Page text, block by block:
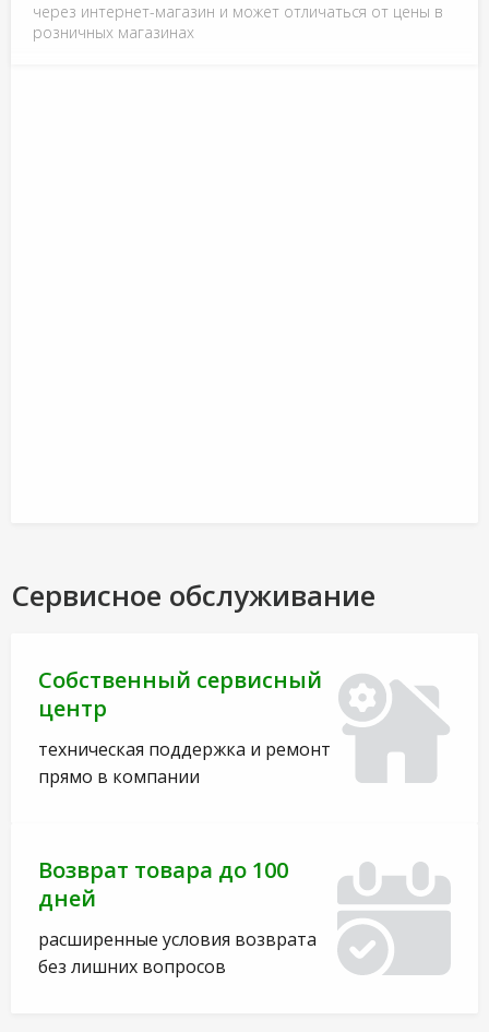
через интернет-магазин и может отличаться от цены в
розничных магазинах
Сервисное обслуживание
Собственный сервисный
центр
техническая поддержка и ремонт
прямо в компании
Возврат товара до 100
дней
расширенные условия возврата
без лишних вопросов